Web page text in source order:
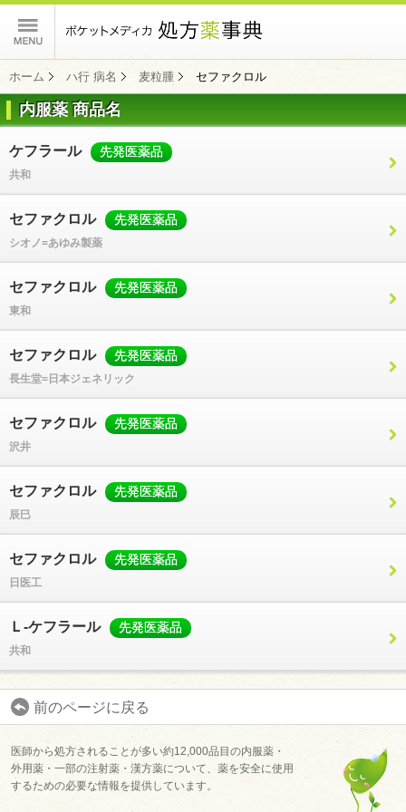
ポケットメディカ
コンテンツ
ユーザーサポート
プライバシーポリシー
特定商取引法に基づく表記
運営会社について
退会について
ホーム ハ行 病名 麦粒腫 セファクロル
内服薬 商品名
ケフラール 先発医薬品
共和
セファクロル 先発医薬品
シオノ=あゆみ製薬
セファクロル 先発医薬品
東和
セファクロル 先発医薬品
長生堂=日本ジェネリック
セファクロル 先発医薬品
沢井
セファクロル 先発医薬品
辰巳
セファクロル 先発医薬品
日医工
Ｌ-ケフラール 先発医薬品
共和
前のページに戻る
医師から処方されることが多い約12,000品目の内服薬・
外用薬・一部の注射薬・漢方薬について、薬を安全に使用
するための必要な情報を提供しています。